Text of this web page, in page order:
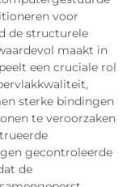
voor
de structurele
maakt in
een cruciale rol
sterke bindingen
te veroorzaken
gecontroleerde
de